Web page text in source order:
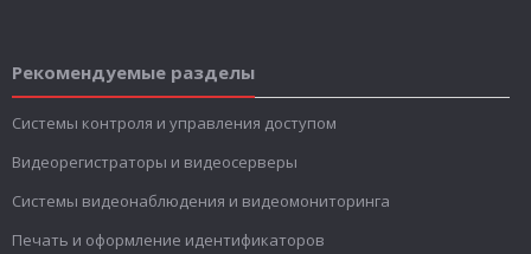
Рекомендуемые разделы
Системы контроля и управления доступом
Видеорегистраторы и видеосерверы
Системы видеонаблюдения и видеомониторинга
Печать и оформление идентификаторов